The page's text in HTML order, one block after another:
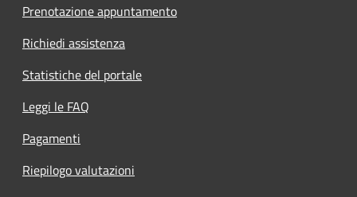
Prenotazione appuntamento
Richiedi assistenza
Statistiche del portale
Leggi le FAQ
Pagamenti
Riepilogo valutazioni